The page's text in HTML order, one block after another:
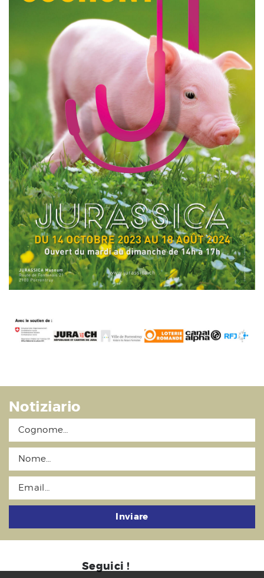
Notiziario
Inviare
Seguici !